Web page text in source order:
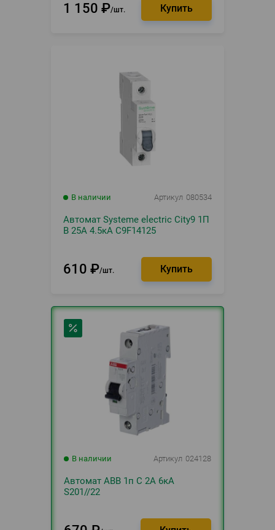
1 150 ₽ шт.
В наличии Артикул 080534
Автомат Systeme electric City9 1П
B 25А 4.5кА C9F14125
610 ₽ шт.
В наличии Артикул 024128
Автомат АВВ 1п С 2А 6кА
S201//22